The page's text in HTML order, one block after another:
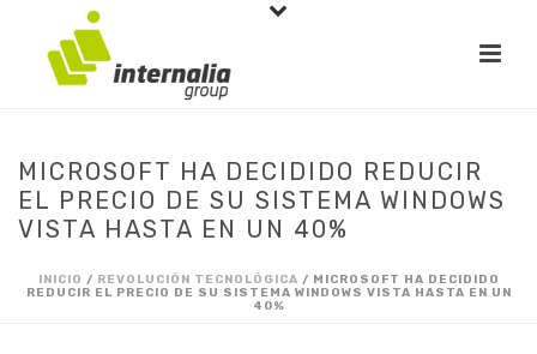
MICROSOFT HA DECIDIDO REDUCIR
EL PRECIO DE SU SISTEMA WINDOWS
VISTA HASTA EN UN 40%
INICIO / REVOLUCIÓN TECNOLÓGICA / MICROSOFT HA DECIDIDO
REDUCIR EL PRECIO DE SU SISTEMA WINDOWS VISTA HASTA EN UN
40%